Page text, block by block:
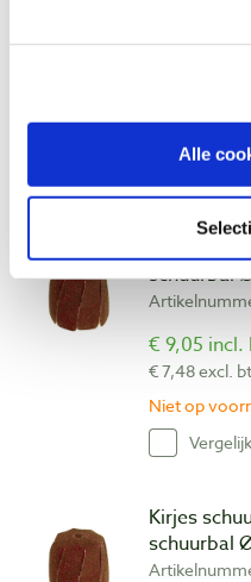
Alle
schuurbal
€ 9,05
€ 7,48 excl.
Niet op
Kirjes
schuurbal